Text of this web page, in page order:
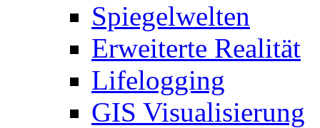
Spiegelwelten
Erweiterte Realität
Lifelogging
GIS Visualisierung